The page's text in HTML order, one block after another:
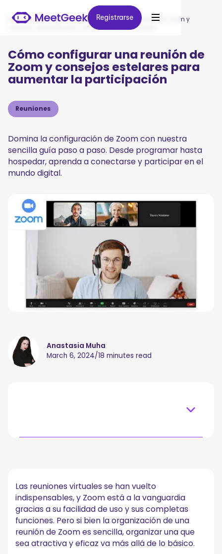
Registrarse
Registrarse
MeetGeek / Blog / Cómo configurar una reunión de Zoom y
consejos estelares para aumentar la participación
Cómo configurar una reunión de
Zoom y consejos estelares para
aumentar la participación
Reuniones
Domina la configuración de Zoom con nuestra
sencilla guía paso a paso. Desde programar hasta
hospedar, aprenda a conectarse y participar en el
mundo digital.
Anastasia Muha
March 6, 2024/18 minutes read
Zoom
Cómo crear reuniones de Zoom en cualquier
dispositivo
A. Cómo programar una reunión en el portal web de
Zoom
B. Cómo configurar una reunión en la aplicación de
Las reuniones virtuales se han vuelto
indispensables, y Zoom está a la vanguardia
gracias a su facilidad de uso y sus completas
funciones. Pero si bien la organización de una
reunión de Zoom es sencilla, organizar una que
sea atractiva y eficaz va más allá de lo básico.